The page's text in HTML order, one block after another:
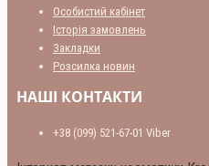
Особистий кабінет
Історія замовлень
Закладки
Розсилка новин
НАШІ КОНТАКТИ
+38 (099) 521-67-01 Viber